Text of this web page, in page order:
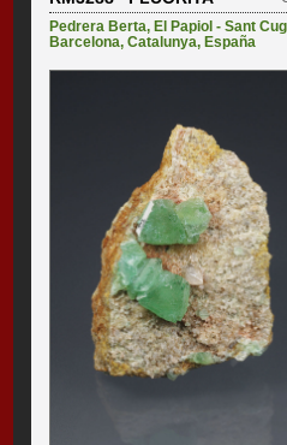
Pedrera Berta, El Papiol - Sant
Barcelona,Catalunya, España